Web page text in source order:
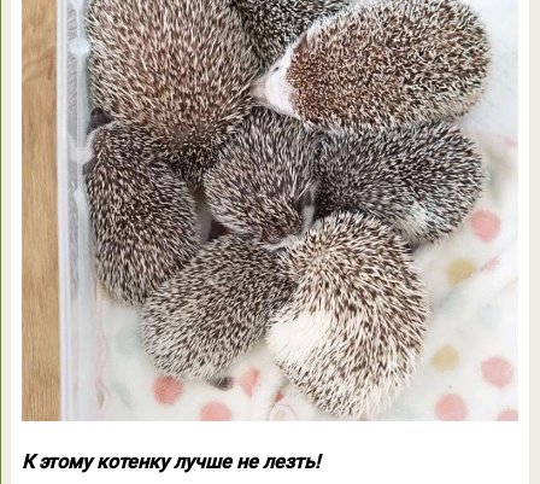
К этому котенку лучше не лезть!